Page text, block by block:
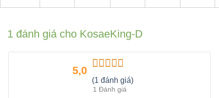
1 đánh giá cho KosaeKing-D
5,0
Được xếp
hạng 5.00
(1 đánh giá)
1 Đánh giá